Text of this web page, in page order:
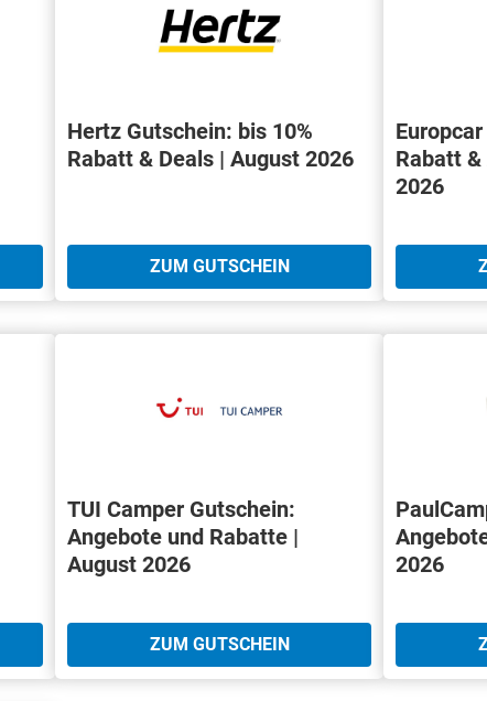
Hertz Gutschein: bis 10%
Rabatt & Deals | August 2026
ZUM GUTSCHEIN
Rabatt
2026
TUI Camper Gutschein:
Angebote und Rabatte |
August 2026
ZUM GUTSCHEIN
2026